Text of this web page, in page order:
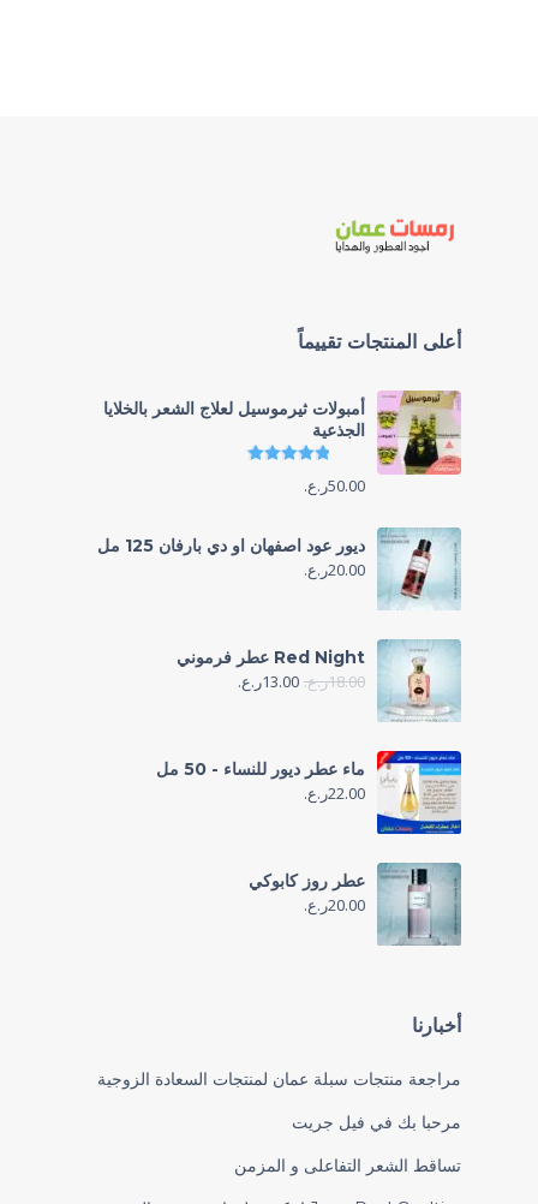
أعلى المنتجات تقييماً
أمبولات ثيرموسيل لعلاج الشعر بالخلايا
الجذعية
تم التقييم
50.00ر.ع.
ديور عود اصفهان او دي بارفان 125 مل
20.00ر.ع.
Red Night عطر فرموني
18.00ر.ع. 13.00ر.ع.
ماء عطر ديور للنساء - 50 مل
22.00ر.ع.
عطر روز كابوكي
20.00ر.ع.
أخبارنا
مراجعة منتجات سبلة عمان لمنتجات السعادة الزوجية
مرحبا بك في فيل جريت
تساقط الشعر التفاعلى و المزمن